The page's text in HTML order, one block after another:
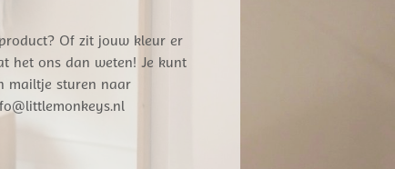
Of zit jouw kleur er
het ons dan weten! Je kunt
mailtje sturen naar